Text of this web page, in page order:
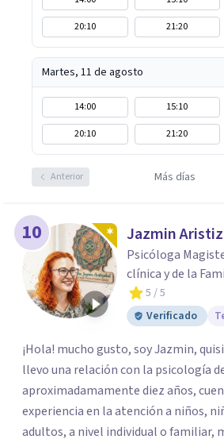
20:10
21:20
Martes, 11 de agosto
14:00 15:10
20:10
21:20
Anterior Más días
10 Jazmin
Psicóloga
clínica y de la
5 / 5
Verificado
¡Hola! mucho gusto, soy Jazmin,
llevo una relación con la psicología
aproximadamamente diez años,
experiencia en la atención a niños,
adultos, a nivel individual o familiar,